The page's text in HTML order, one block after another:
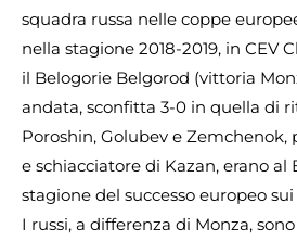
squadra russa nelle coppe
nella stagione 2018-2019, in CEV
il Belogorie Belgorod (vittoria
andata, sconfitta 3-0 in quella di
Poroshin, Golubev e
e schiacciatore di Kazan, erano al
stagione del successo europeo
I russi, a differenza di Monza,